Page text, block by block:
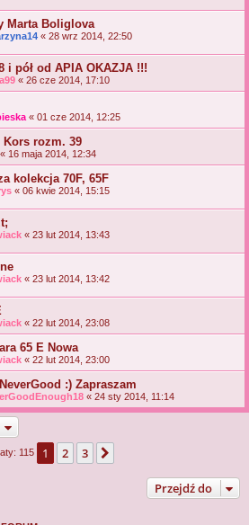
Marta Boliglova
« 28 wrz 2014, 22:50
i pół od APIA OKAZJA !!!
« 26 cze 2014, 17:10
« 01 cze 2014, 12:25
Kors rozm. 39
« 16 maja 2014, 12:34
kolekcja 70F, 65F
« 06 kwie 2014, 15:15
« 23 lut 2014, 13:43
« 23 lut 2014, 13:42
« 22 lut 2014, 23:08
65 E Nowa
« 22 lut 2014, 23:00
:) Zapraszam
« 24 sty 2014, 11:14
115 1 2 3
Przejdź do